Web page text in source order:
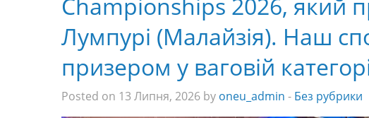
Лумпурі (Малайзія). Наш
призером у ваговій
Posted on 13 Липня, 2026 by oneu_admin - Без рубрики